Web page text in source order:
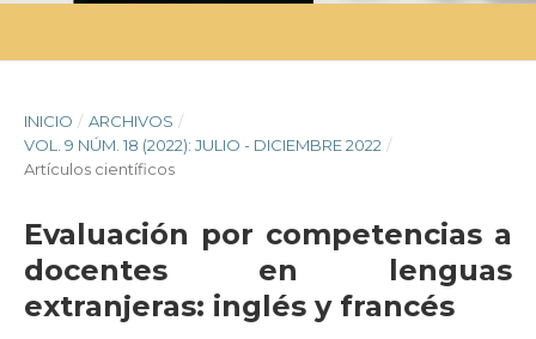
INICIO / ARCHIVOS /
VOL. 9 NÚM. 18 (2022): JULIO - DICIEMBRE 2022 /
Artículos científicos
Evaluación por competencias a
docentes en lenguas
extranjeras: inglés y francés